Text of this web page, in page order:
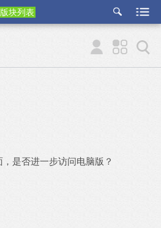
版块列表
etu
p
是否进一步访问电脑版？